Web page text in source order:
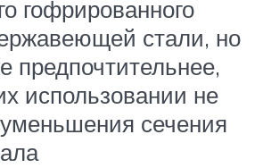
гофрированного
стали, но
предпочтительнее,
использовании не
сечения